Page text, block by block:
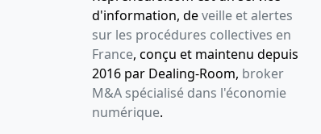
d'information, deveille et alertes
sur les procédures collectives en
France, conçu et maintenu depuis
2016 par Dealing-Room, broker
M&A spécialisé dans l'économie
numérique.